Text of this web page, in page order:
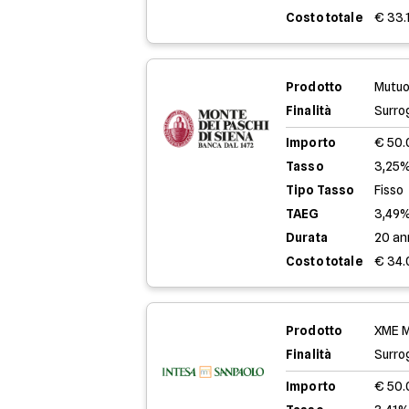
Costo totale
€
Prodotto
Finalità
Importo
€
Tasso
Tipo Tasso
Fisso
TAEG
Durata
20
Costo totale
€
Prodotto
XME
Finalità
Importo
€